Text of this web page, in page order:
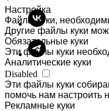
Настройка
Файлы куки,
Другие файлы куки
Обязательные куки
Эти файлы куки
Аналитические куки
Disabled
Эти файлы куки
помочь нам настроить
Рекламные куки